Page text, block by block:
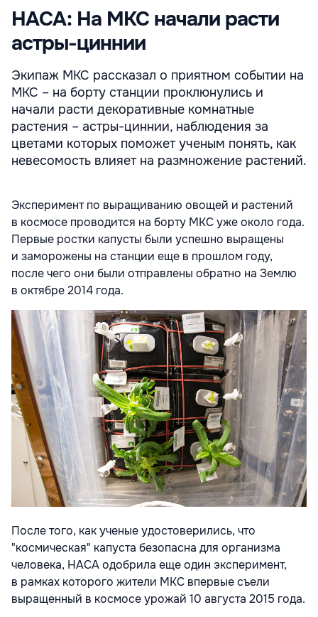
НАСА: На МКС начали расти
астры-циннии
Экипаж МКС рассказал о приятном событии на
МКС – на борту станции проклюнулись и
начали расти декоративные комнатные
растения – астры-циннии, наблюдения за
цветами которых поможет ученым понять, как
невесомость влияет на размножение растений.
Эксперимент по выращиванию овощей и растений
в космосе проводится на борту МКС уже около года.
Первые ростки капусты были успешно выращены
и заморожены на станции еще в прошлом году,
после чего они были отправлены обратно на Землю
в октябре 2014 года.
После того, как ученые удостоверились, что
"космическая" капуста безопасна для организма
человека, НАСА одобрила еще один эксперимент,
в рамках которого жители МКС впервые съели
выращенный в космосе урожай 10 августа 2015 года.